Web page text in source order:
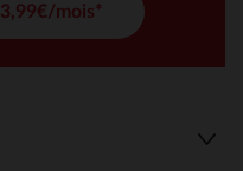
3,99€/mois*